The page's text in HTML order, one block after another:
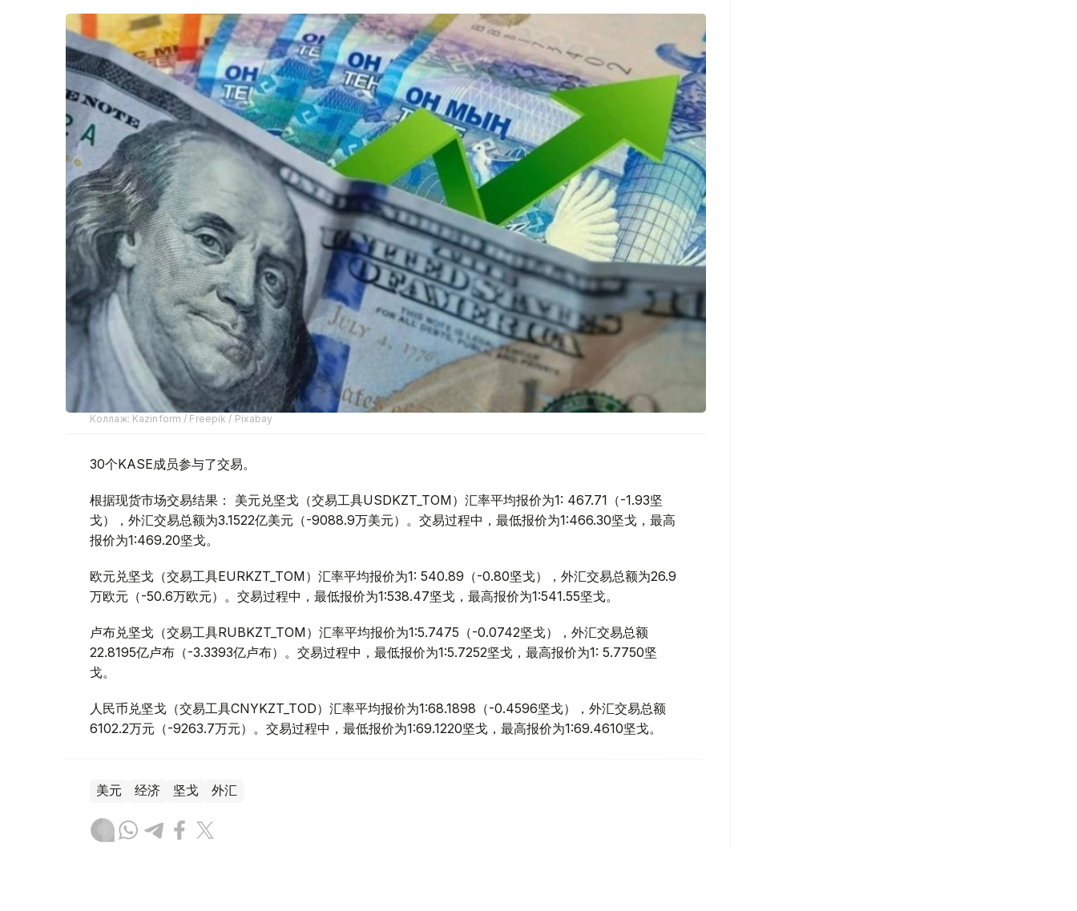
Коллаж: Kazinform / Freepik / Pixabay
30个KASE成员参与了交易。
根据现货市场交易结果： 美元兑坚戈（交易工具USDKZT_TOM）汇率平均报价为1: 467.71（-1.93坚
戈），外汇交易总额为3.1522亿美元（-9088.9万美元）。交易过程中，最低报价为1:466.30坚戈，最高
报价为1:469.20坚戈。
欧元兑坚戈（交易工具EURKZT_TOM）汇率平均报价为1: 540.89（-0.80坚戈），外汇交易总额为26.9
万欧元（-50.6万欧元）。交易过程中，最低报价为1:538.47坚戈，最高报价为1:541.55坚戈。
卢布兑坚戈（交易工具RUBKZT_TOM）汇率平均报价为1:5.7475（-0.0742坚戈），外汇交易总额
22.8195亿卢布（-3.3393亿卢布）。交易过程中，最低报价为1:5.7252坚戈，最高报价为1: 5.7750坚
戈。
人民币兑坚戈（交易工具CNYKZT_TOD）汇率平均报价为1:68.1898（-0.4596坚戈），外汇交易总额
6102.2万元（-9263.7万元）。交易过程中，最低报价为1:69.1220坚戈，最高报价为1:69.4610坚戈。
美元 经济 坚戈 外汇